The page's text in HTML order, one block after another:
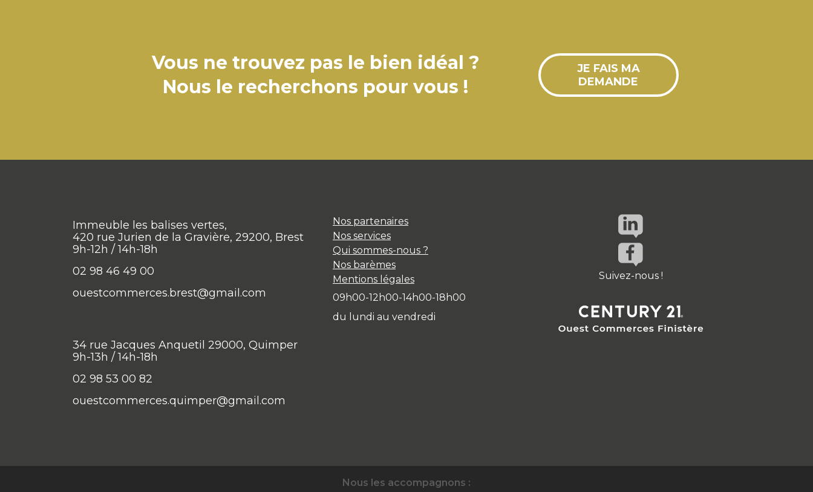
Vous ne trouvez pas le bien idéal ?
Nous le recherchons pour vous !
JE FAIS MA
DEMANDE
Immeuble les balises vertes,
420 rue Jurien de la Gravière, 29200, Brest
9h-12h / 14h-18h
02 98 46 49 00
ouestcommerces.brest@gmail.com
34 rue Jacques Anquetil 29000, Quimper
9h-13h / 14h-18h
02 98 53 00 82
ouestcommerces.quimper@gmail.com
Nos partenaires
Nos services
Qui sommes-nous ?
Nos barèmes
Mentions légales
09h00-12h00-14h00-18h00
du lundi au vendredi
Suivez-nous !
Nous les accompagnons :